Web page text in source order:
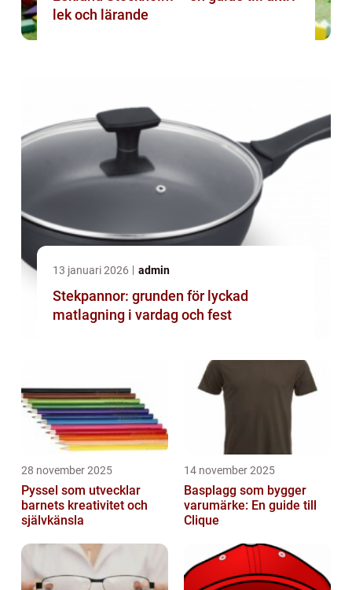
lek och lärande
13 januari 2026 admin
Stekpannor: grunden för lyckad
matlagning i vardag och fest
28 november 2025
Pyssel som utvecklar
barnets kreativitet och
självkänsla
14 november 2025
Basplagg som bygger
varumärke: En guide till
Clique